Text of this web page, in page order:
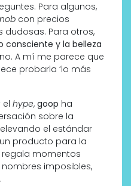
Para algunos,
con precios
Para otros,
consciente y la belleza
A mí me parece que
probarla ‘lo más
el hype, goop ha
sobre la
el estándar
producto para la
regala momentos
imposibles,